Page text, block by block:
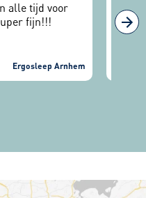
alle tijd voor
fijn!!!
Ergosleep Arnhem
We